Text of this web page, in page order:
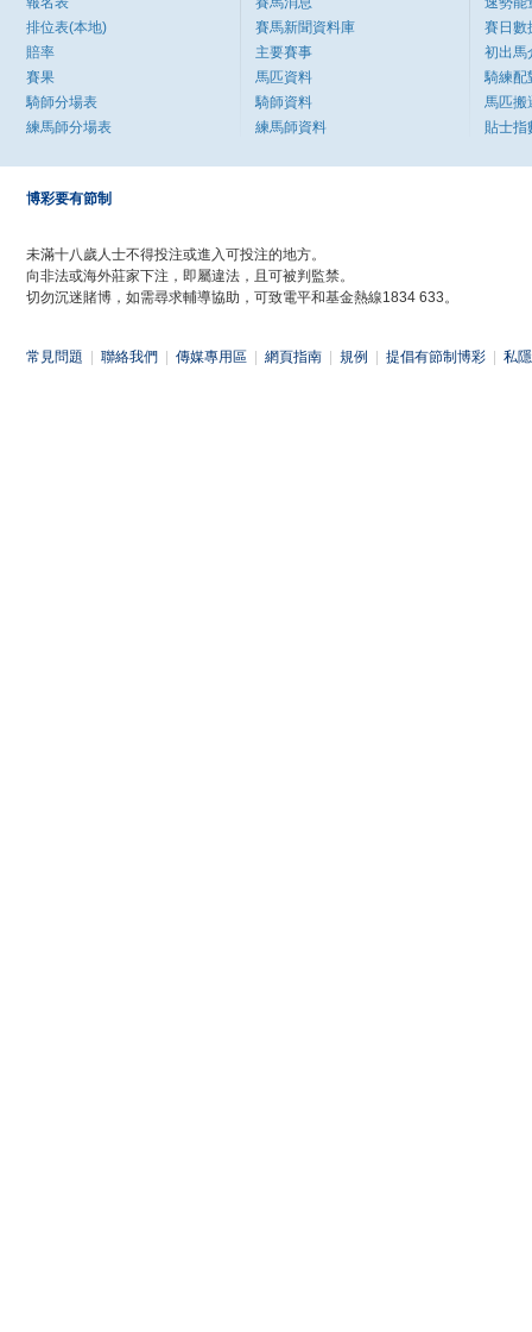
排位表(本地)
賠率
賽果
騎師分場表
練馬師分場表
賽馬新聞資料庫
主要賽事
馬匹資料
騎師資料
練馬師資料
賽日數
初出馬
騎練配
馬匹搬
貼士指
博彩要有節制
未滿十八歲人士不得投注或進入可投注的地方。
向非法或海外莊家下注，即屬違法，且可被判監禁。
切勿沉迷賭博，如需尋求輔導協助，可致電平和基金熱線1834 633。
常見問題 聯絡我們 傳媒專用區 網頁指南 規例 提倡有節制博彩 私